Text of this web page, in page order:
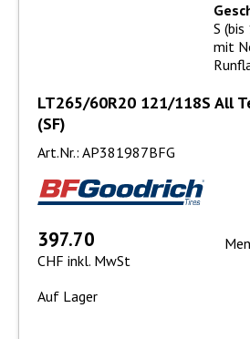
LT265/60R20 121/118S All
(SF)
Art.Nr.: AP381987BFG
S
mit
397.70
CHF inkl. MwSt
Auf Lager